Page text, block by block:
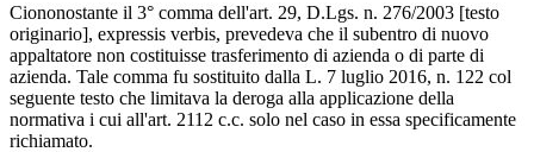
Ciononostante il 3° comma dell'art. 29, D.Lgs. n. 276/2003 [testo
originario], expressis verbis, prevedeva che il subentro di nuovo
appaltatore non costituisse trasferimento di azienda o di parte di
azienda. Tale comma fu sostituito dalla L. 7 luglio 2016, n. 122 col
seguente testo che limitava la deroga alla applicazione della
normativa i cui all'art. 2112 c.c. solo nel caso in essa specificamente
richiamato.